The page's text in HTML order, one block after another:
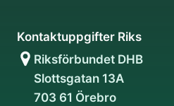
Kontaktuppgifter Riks
Riksförbundet DHB
Slottsgatan 13A
703 61 Örebro